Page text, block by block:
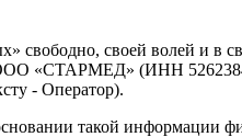
своей волей и в
ООО «СТАРМЕД» (ИНН
- Оператор).
такой информации